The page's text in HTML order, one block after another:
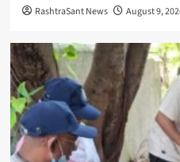
RashtraSant News August 9,